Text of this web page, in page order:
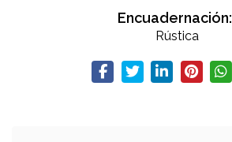
Encuadernación:
Rústica